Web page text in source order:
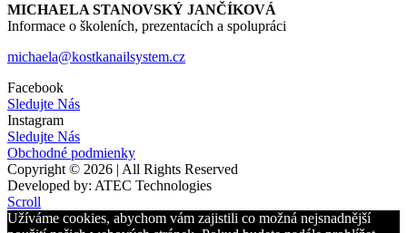
MICHAELA STANOVSKÝ JANČÍKOVÁ
Informace o školeních, prezentacích a spolupráci
michaela@kostkanailsystem.cz
Facebook
Sledujte Nás
Instagram
Sledujte Nás
Obchodné podmienky
Copyright © 2026 | All Rights Reserved
Developed by: ATEC Technologies
Scroll
Užíváme cookies, abychom vám zajistili co možná nejsnadnější